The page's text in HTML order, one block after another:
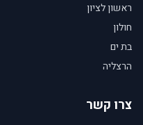
ראשון לציון
חולון
בת ים
הרצליה
צרו קשר